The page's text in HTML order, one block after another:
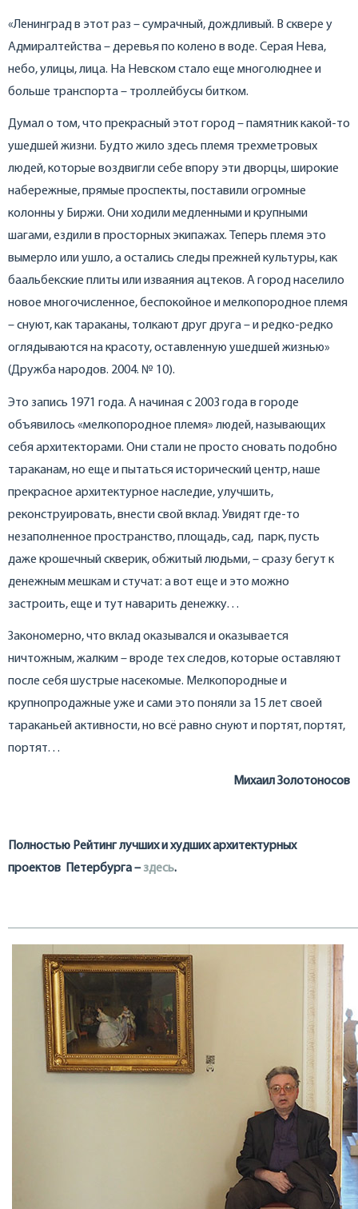
«Ленинград в этот раз – сумрачный, дождливый. В сквере у
Адмиралтейства – деревья по колено в воде. Серая Нева,
небо, улицы, лица. На Невском стало еще многолюднее и
больше транспорта – троллейбусы битком.
Думал о том, что прекрасный этот город – памятник какой-то
ушедшей жизни. Будто жило здесь племя трехметровых
людей, которые воздвигли себе впору эти дворцы, широкие
набережные, прямые проспекты, поставили огромные
колонны у Биржи. Они ходили медленными и крупными
шагами, ездили в просторных экипажах. Теперь племя это
вымерло или ушло, а остались следы прежней культуры, как
баальбекские плиты или изваяния ацтеков. А город населило
новое многочисленное, беспокойное и мелкопородное племя
– снуют, как тараканы, толкают друг друга – и редко-редко
оглядываются на красоту, оставленную ушедшей жизнью»
(Дружба народов. 2004. № 10).
Это запись 1971 года. А начиная с 2003 года в городе
объявилось «мелкопородное племя» людей, называющих
себя архитекторами. Они стали не просто сновать подобно
тараканам, но еще и пытаться исторический центр, наше
прекрасное архитектурное наследие, улучшить,
реконструировать, внести свой вклад. Увидят где-то
незаполненное пространство, площадь, сад, парк, пусть
даже крошечный скверик, обжитый людьми, – сразу бегут к
денежным мешкам и стучат: а вот еще и это можно
застроить, еще и тут наварить денежку…
Закономерно, что вклад оказывался и оказывается
ничтожным, жалким – вроде тех следов, которые оставляют
после себя шустрые насекомые. Мелкопородные и
крупнопродажные уже и сами это поняли за 15 лет своей
тараканьей активности, но всё равно снуют и портят, портят,
портят…
Михаил Золотоносов
Полностью Рейтинг лучших и худших архитектурных
проектов Петербурга –здесь.